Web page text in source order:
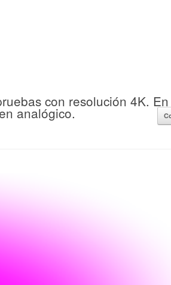
con resolución 4K.
analógico.